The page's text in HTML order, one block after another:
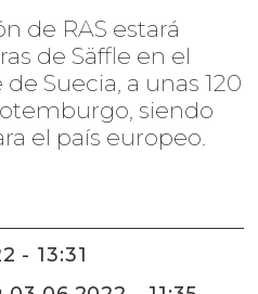
de RAS estará
de Säffle en el
Suecia, a unas 120
siendo
el país europeo.
- 13:31